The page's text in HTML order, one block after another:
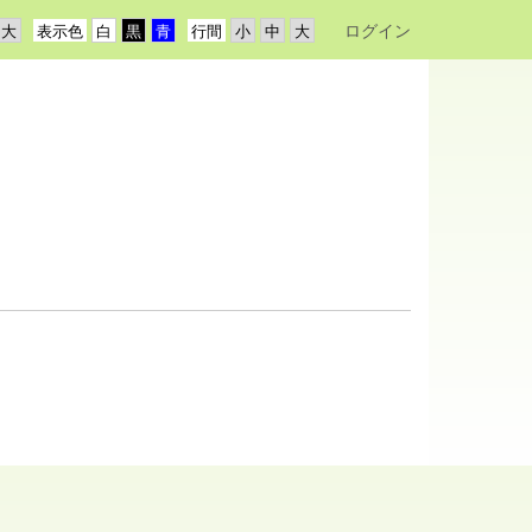
行間
表示色 ログイン